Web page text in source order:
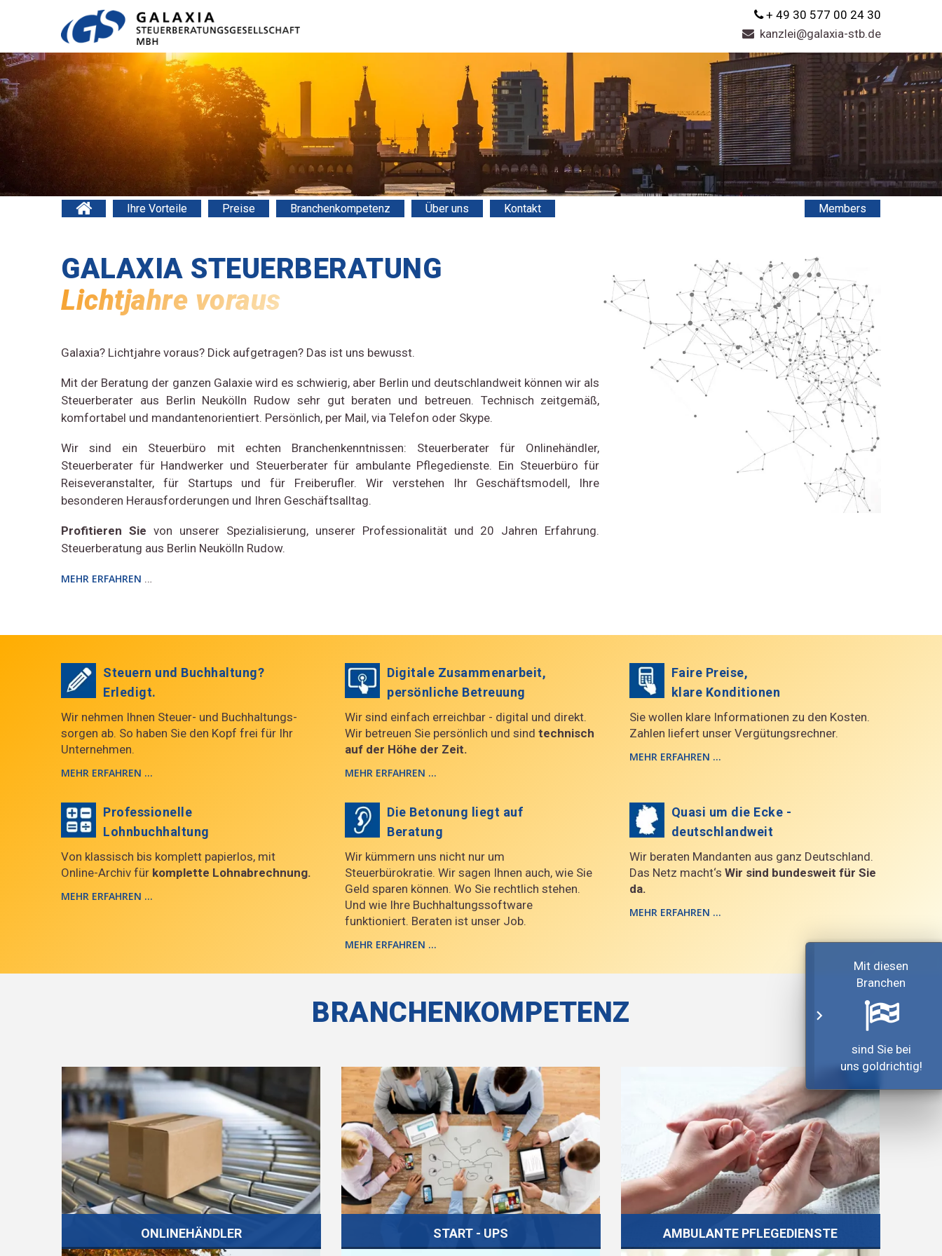
+ 49 30 577 00 24 30
kanzlei@galaxia-stb.de
Ihre Vorteile Preise Branchenkompetenz Über uns Kontakt Members
GALAXIA STEUERBERATUNG
Lichtjahre voraus
Galaxia? Lichtjahre voraus? Dick aufgetragen? Das ist uns bewusst.
Mit der Beratung der ganzen Galaxie wird es schwierig, aber Berlin und deutschlandweit können wir als
Steuerberater aus Berlin Neukölln Rudow sehr gut beraten und betreuen. Technisch zeitgemäß,
komfortabel und mandantenorientiert. Persönlich, per Mail, via Telefon oder Skype.
Wir sind ein Steuerbüro mit echten Branchenkenntnissen: Steuerberater für Onlinehändler,
Steuerberater für Handwerker und Steuerberater für ambulante Pflegedienste. Ein Steuerbüro für
Reiseveranstalter, für Startups und für Freiberufler. Wir verstehen Ihr Geschäftsmodell, Ihre
besonderen Herausforderungen und Ihren Geschäftsalltag.
Profitieren Sie von unserer Spezialisierung, unserer Professionalität und 20 Jahren Erfahrung.
Steuerberatung aus Berlin Neukölln Rudow.
MEHR ERFAHREN …
Steuern und Buchhaltung?
Erledigt.
Wir nehmen Ihnen Steuer- und Buchhaltungs-
sorgen ab. So haben Sie den Kopf frei für Ihr
Unternehmen.
MEHR ERFAHREN ...
Digitale Zusammenarbeit,
persönliche Betreuung
Wir sind einfach erreichbar - digital und direkt.
Wir betreuen Sie persönlich und sindtechnisch
auf der Höhe der Zeit.
MEHR ERFAHREN ...
Faire Preise,
klare Konditionen
Sie wollen klare Informationen zu den Kosten.
Zahlen liefert unser Vergütungsrechner.
MEHR ERFAHREN ...
Professionelle
Lohnbuchhaltung
Von klassisch bis komplett papierlos, mit
Online-Archiv für komplette Lohnabrechnung.
MEHR ERFAHREN ...
Die Betonung liegt auf
Beratung
Wir kümmern uns nicht nur um
Steuerbürokratie. Wir sagen Ihnen auch, wie Sie
Geld sparen können. Wo Sie rechtlich stehen.
Und wie Ihre Buchhaltungssoftware
funktioniert. Beraten ist unser Job.
MEHR ERFAHREN ...
Quasi um die Ecke -
deutschlandweit
Wir beraten Mandanten aus ganz Deutschland.
Das Netz macht‘s Wir sind bundesweit für Sie
da.
MEHR ERFAHREN ...
BRANCHENKOMPETENZ
ONLINEHÄNDLER START - UPS AMBULANTE PFLEGEDIENSTE

Mit diesen
Branchen
sind Sie bei
uns goldrichtig!